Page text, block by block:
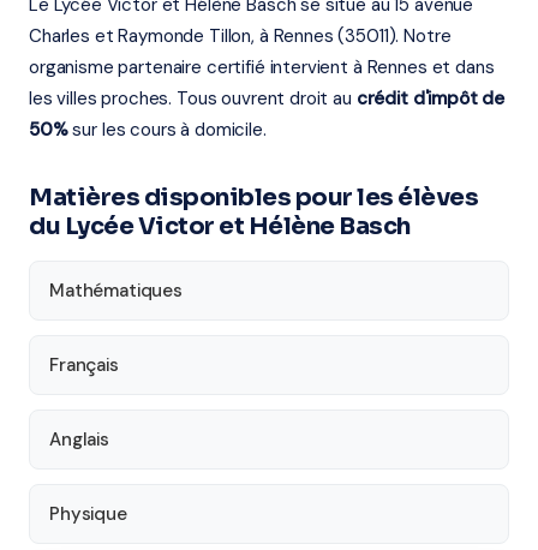
Le Lycée Victor et Hélène Basch se situe au 15 avenue
Charles et Raymonde Tillon, à Rennes (35011). Notre
organisme partenaire certifié intervient à Rennes et dans
les villes proches. Tous ouvrent droit au crédit d'impôt de
50%sur les cours à domicile.
Matières disponibles pour les élèves
du Lycée Victor et Hélène Basch
Mathématiques
Français
Anglais
Physique